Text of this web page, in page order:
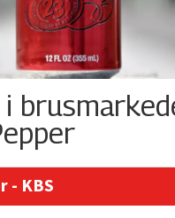
- KBS